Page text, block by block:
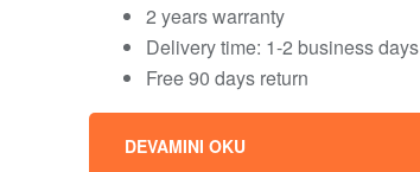
2 years warranty
Delivery time: 1-2 business days
Free 90 days return
DEVAMINI OKU